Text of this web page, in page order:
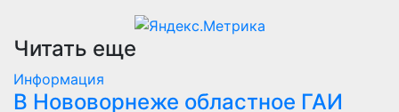
Читать еще
Информация
В Нововорнеже областное ГАИ